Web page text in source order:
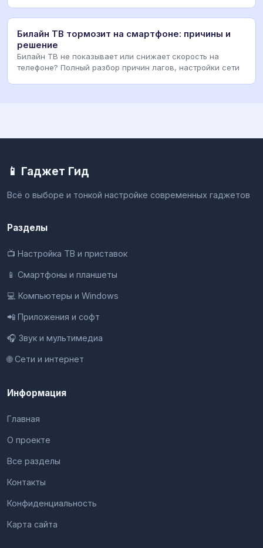
Билайн ТВ тормозит на смартфоне: причины и
решение
Билайн ТВ не показывает или снижает скорость на
телефоне? Полный разбор причин лагов, настройки сети
📱 Гаджет Гид
Всё о выборе и тонкой настройке современных гаджетов
Разделы
📺 Настройка ТВ и приставок
📱 Смартфоны и планшеты
💻 Компьютеры и Windows
📲 Приложения и софт
🎧 Звук и мультимедиа
🌐 Сети и интернет
Информация
Главная
О проекте
Все разделы
Контакты
Конфиденциальность
Карта сайта